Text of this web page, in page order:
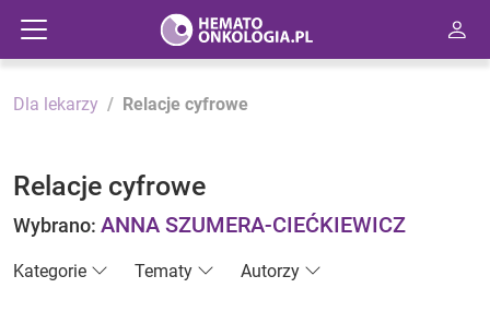
Dla lekarzy Relacje cyfrowe
Relacje cyfrowe
Wybrano: ANNA SZUMERA-CIEĆKIEWICZ
Kategorie Tematy Autorzy